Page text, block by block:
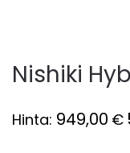
Nishiki
Hinta: 949,00 €